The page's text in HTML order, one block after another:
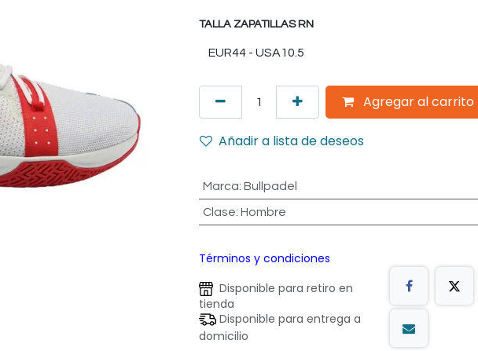
TALLA ZAPATILLAS RN
Agregar al carrito
Añadir a lista de deseos
Marca: Bullpadel
Clase: Hombre
Términos y condiciones
Disponible para retiro en
tienda
Disponible para entrega a
domicilio